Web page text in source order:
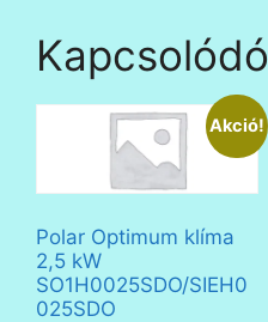
Akció!
Polar Optimum klíma
2,5 kW
SO1H0025SDO/SIEH0
025SDO